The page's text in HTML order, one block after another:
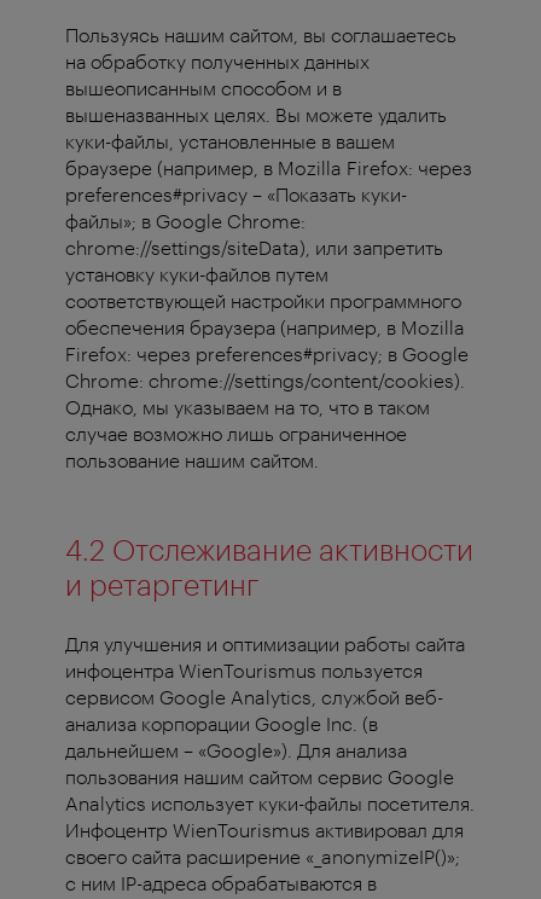
Пользуясь нашим сайтом, вы соглашаетесь
на обработку полученных данных
вышеописанным способом и в
вышеназванных целях. Вы можете удалить
куки-файлы, установленные в вашем
браузере (например, в Mozilla Firefox: через
preferences#privacy – «Показать куки-
файлы»; в Google Chrome:
chrome://settings/siteData), или запретить
установку куки-файлов путем
соответствующей настройки программного
обеспечения браузера (например, в Mozilla
Firefox: через preferences#privacy; в Google
Chrome: chrome://settings/content/cookies).
Однако, мы указываем на то, что в таком
случае возможно лишь ограниченное
пользование нашим сайтом.
4.2 Отслеживание активности
и ретаргетинг
Для улучшения и оптимизации работы сайта
инфоцентра WienTourismus пользуется
сервисом Google Analytics, службой веб-
анализа корпорации Google Inc. (в
дальнейшем – «Google»). Для анализа
пользования нашим сайтом сервис Google
Analytics использует куки-файлы посетителя.
Инфоцентр WienTourismus активировал для
своего сайта расширение «_anonymizeIP()»;
с ним IP-адреса обрабатываются в